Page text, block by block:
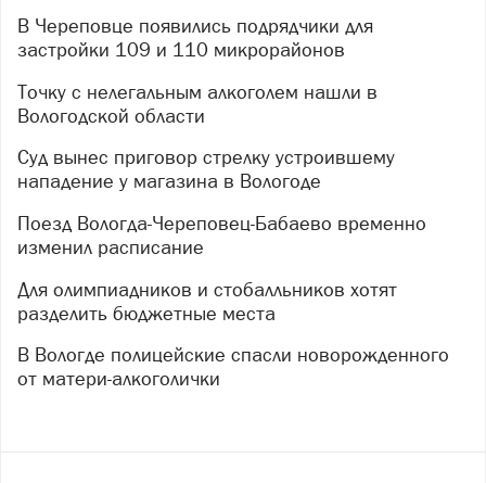
В Череповце появились подрядчики для
застройки 109 и 110 микрорайонов
Точку с нелегальным алкоголем нашли в
Вологодской области
Суд вынес приговор стрелку устроившему
нападение у магазина в Вологоде
Поезд Вологда-Череповец-Бабаево временно
изменил расписание
Для олимпиадников и стобалльников хотят
разделить бюджетные места
В Вологде полицейские спасли новорожденного
от матери-алкоголички